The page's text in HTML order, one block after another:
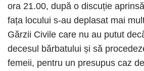
ora 21.00, după o discuție
fața locului s-au deplasat mai
Gărzii Civile care nu au putut
decesul bărbatului și să
femeii, pentru un presupus caz